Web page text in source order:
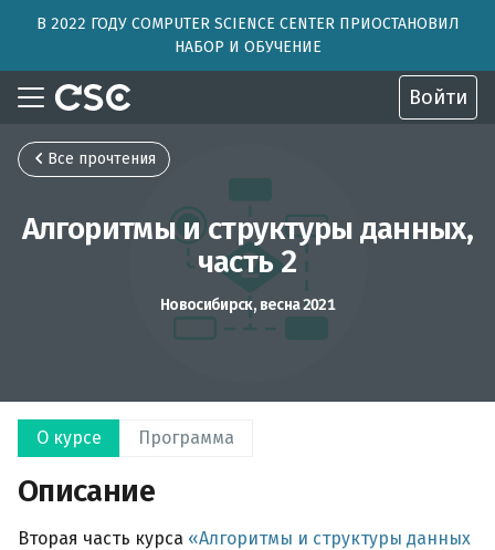
В 2022 ГОДУ COMPUTER SCIENCE CENTER ПРИОСТАНОВИЛ
НАБОР И ОБУЧЕНИЕ
Войти
Все прочтения
Алгоритмы и структуры данных,
часть 2
Новосибирск, весна 2021
О курсе Программа
Описание
Вторая часть курса
Алгоритмы и структуры данных